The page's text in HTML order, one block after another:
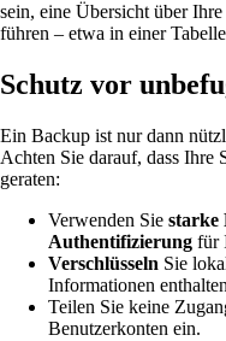
sein, eine Übersicht über
führen – etwa in einer
Schutz vor
Ein Backup ist nur dann
Achten Sie darauf, dass Ihre
geraten:
Verwenden Sie starke
Authentifizierung für
Verschlüsseln Sie
Informationen
Teilen Sie keine
Benutzerkonten ein.